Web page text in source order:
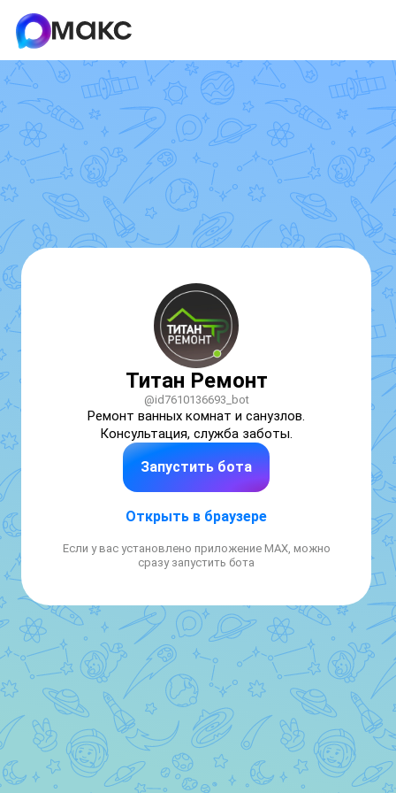
Титан Ремонт
@id7610136693_bot
Ремонт ванных комнат и санузлов.
Консультация, служба заботы.
Запустить бота
Открыть в браузере
Если у вас установлено приложение MAX, можно
сразу запустить бота